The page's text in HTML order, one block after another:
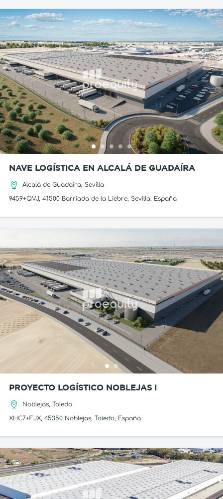
NAVE LOGÍSTICA EN ALCALÁ DE GUADAÍRA
Alcalá de Guadaíra, Sevilla
9459+QVJ, 41500 Barriada de la Liebre, Sevilla, España
PROYECTO LOGÍSTICO NOBLEJAS I
Noblejas, Toledo
XHC7+FJX, 45350 Noblejas, Toledo, España